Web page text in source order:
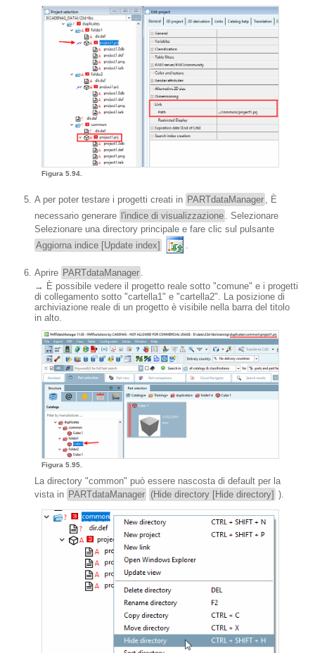
Figura 5.94.
A per poter testare i progetti creati in PARTdataManager , È
necessario generare l'indice di visualizzazione . Selezionare
Selezionare una directory principale e fare clic sul pulsante
Aggiorna indice [Update index]
.
Aprire PARTdataManager .
→ È possibile vedere il progetto reale sotto "comune" e i progetti
di collegamento sotto "cartella1" e "cartella2". La posizione di
archiviazione reale di un progetto è visibile nella barra del titolo
in alto.
Figura 5.95.
La directory "common" può essere nascosta di default per la
vista in PARTdataManager (Hide directory [Hide directory] ).